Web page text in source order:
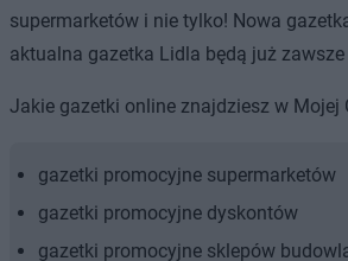
supermarketów i nie tylko! Nowa
aktualna gazetka Lidla będą już
Jakie gazetki online znajdziesz w Mojej
gazetki promocyjne supermarketów
gazetki promocyjne dyskontów
gazetki promocyjne sklepów